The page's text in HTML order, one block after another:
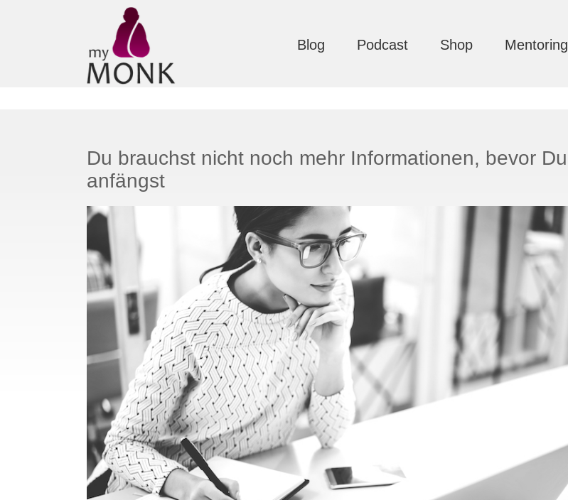
Blog Podcast Shop Mentoring
Du brauchst nicht noch mehr Informationen, bevor Du
anfängst